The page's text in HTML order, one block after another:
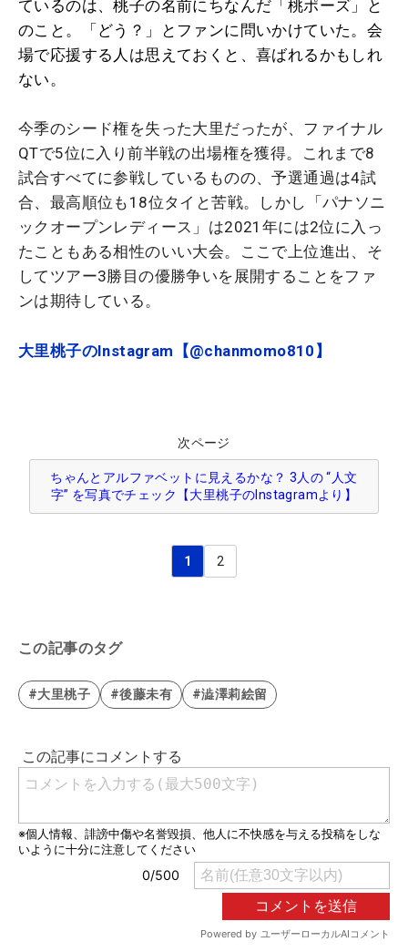
ているのは、桃子の名前にちなんだ「桃ポーズ」と
のこと。「どう？」とファンに問いかけていた。会
場で応援する人は思えておくと、喜ばれるかもしれ
ない。
今季のシード権を失った大里だったが、ファイナル
QTで5位に入り前半戦の出場権を獲得。これまで8
試合すべてに参戦しているものの、予選通過は4試
合、最高順位も18位タイと苦戦。しかし「パナソニ
ックオープンレディース」は2021年には2位に入っ
たこともある相性のいい大会。ここで上位進出、そ
してツアー3勝目の優勝争いを展開することをファ
ンは期待している。
大里桃子のInstagram【@chanmomo810】
次ページ
ちゃんとアルファベットに見えるかな？ 3人の “人文
字” を写真でチェック【大里桃子のInstagramより】
1 2
この記事のタグ
#大里桃子 #後藤未有 #澁澤莉絵留